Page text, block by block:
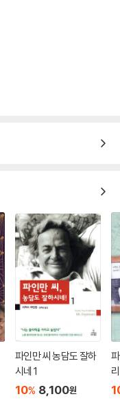
파인만 씨 농담도 잘하
시네 1
10% 8,100원